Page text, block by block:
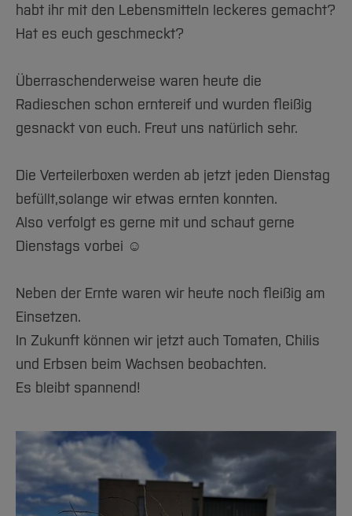
Arbeiten im FB G
Forschung und Projekte
International
Service
Studiengänge
Studieninteressierte
Aktuelles
Studium
International
Service
Amtliche Bekanntmachungen
Notfall-Infos
Familiengerechte Hochschule
Gleichstellung
Vertretungen
Hochschulbibliothek
Hochschulkommunikation
Medienzentrum
qed-Stiftung
habt ihr mit den Lebensmitteln leckeres gemacht?
Hat es euch geschmeckt?
Überraschenderweise waren heute die
Radieschen schon erntereif und wurden fleißig
gesnackt von euch. Freut uns natürlich sehr.
Die Verteilerboxen werden ab jetzt jeden Dienstag
befüllt,solange wir etwas ernten konnten.
Also verfolgt es gerne mit und schaut gerne
Dienstags vorbei ☺️
Neben der Ernte waren wir heute noch fleißig am
Einsetzen.
In Zukunft können wir jetzt auch Tomaten, Chilis
und Erbsen beim Wachsen beobachten.
Es bleibt spannend!